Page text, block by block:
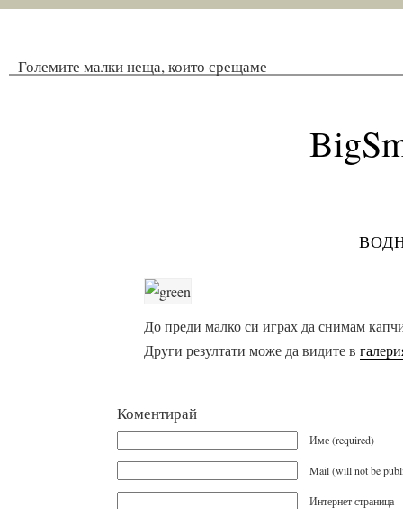
Големите малки неща, които срещаме
До преди малко си играх да снимам
Други резултати може да видите в
Коментирай
Име (required)
Mail (will not be
Интернет страница